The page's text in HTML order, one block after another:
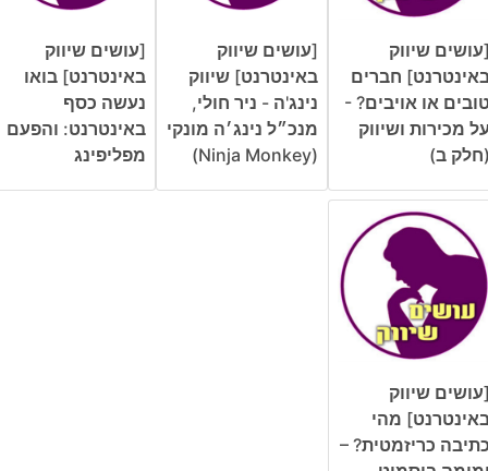
שיווק
חברים
או אויבים? -
מכירות ושיווק
ב)
[עושים שיווק
באינטרנט] שיווק
נינג'ה - ניר חולי,
מנכ״ל נינג׳ה מונקי
(Ninja Monkey)
[עושים שיווק
באינטרנט] בואו
נעשה כסף
באינטרנט: והפעם
מפליפינג
שיווק
מהי
כריזמטית? –